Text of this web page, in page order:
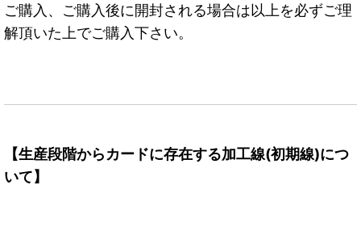
ご購入、ご購入後に開封される場合は以上を必ずご理
解頂いた上でご購入下さい。
【生産段階からカードに存在する加工線(初期線)につ
いて】